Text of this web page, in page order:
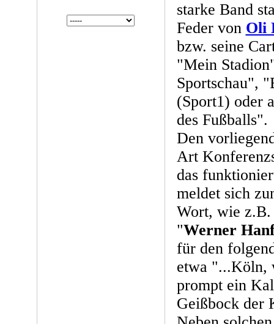
starke Band
Feder von Oli
bzw. seine
"Mein
Sportschau",
(Sport1) oder
des Fußballs".
Den
Art
das
meldet sich
Wort, wie
"Werner
für den
etwa "...Köln,
prompt ein
Geißbock der